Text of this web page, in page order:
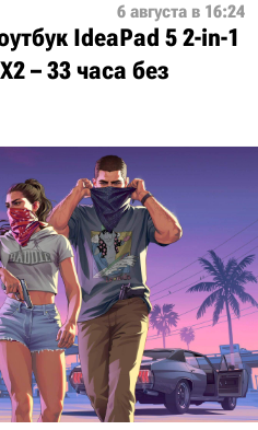
6 августа в 16:24
IdeaPad 5 2-in-1
– 33 часа без